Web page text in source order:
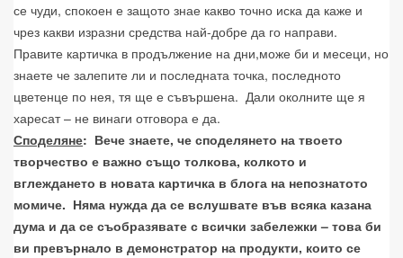
се чуди, спокоен е защото знае какво точно иска да каже и
чрез какви изразни средства най-добре да го направи.
Правите картичка в продължение на дни,може би и месеци, но
знаете че залепите ли и последната точка, последното
цветенце по нея, тя ще е съвършена. Дали околните ще я
харесат – не винаги отговора е да.
Споделяне: Вече знаете, че споделянето на твоето
творчество е важно също толкова, колкото и
вглеждането в новата картичка в блога на непознатото
момиче. Няма нужда да се вслушвате във всяка казана
дума и да се съобразявате с всички забележки – това би
ви превърнало в демонстратор на продукти, които се